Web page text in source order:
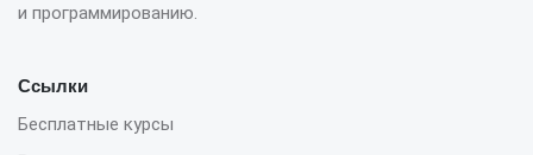
и программированию.
Ссылки
Бесплатные курсы